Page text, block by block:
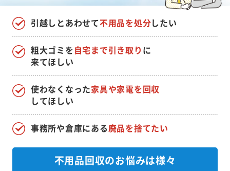
引越しとあわせて不用品を処分したい
使わなくなった家具や家電を回収
してほしい
粗大ゴミを自宅まで引き取り に
来てほしい
事務所や倉庫にある廃品を捨てたい
不用品回収のお悩みは様々